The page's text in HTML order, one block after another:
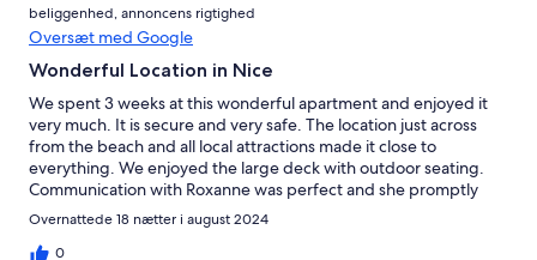
beliggenhed, annoncens rigtighed
Oversæt med Google
Wonderful Location in Nice
We spent 3 weeks at this wonderful apartment and enjoyed it
very much. It is secure and very safe. The location just across
from the beach and all local attractions made it close to
everything. We enjoyed the large deck with outdoor seating.
Communication with Roxanne was perfect and she promptly
answered any questions that we had and gave great
recommendations. We would stay here again.
Overnattede 18 nætter i august 2024
0